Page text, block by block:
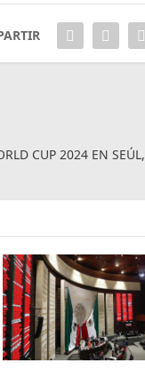
CUP 2024 EN SEÚL,